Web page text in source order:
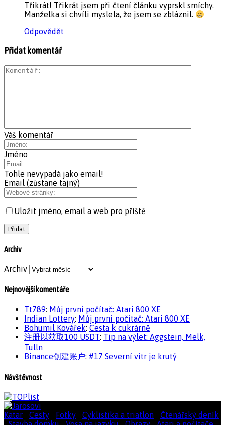
Třikrát! Třikrát jsem při čtení článku vyprskl smíchy.
Manželka si chvíli myslela, že jsem se zbláznil.
Odpovědět
Přidat komentář
Váš komentář
Jméno
Tohle nevypadá jako email!
Email (zůstane tajný)
Uložit jméno, email a web pro příště
Archiv
Archiv
Nejnovější komentáře
Tt789: Můj první počítač: Atari 800 XE
Indian Lottery: Můj první počítač: Atari 800 XE
Bohumil Kovářek: Cesta k cukrárně
注册以获取100 USDT: Tip na výlet: Aggstein, Melk,
Tulln
Binance创建账户: #17 Severní vítr je krutý
Návštěvnost
Katar Cesty Fotky Cyklistika a triatlon
Čtenářský deník